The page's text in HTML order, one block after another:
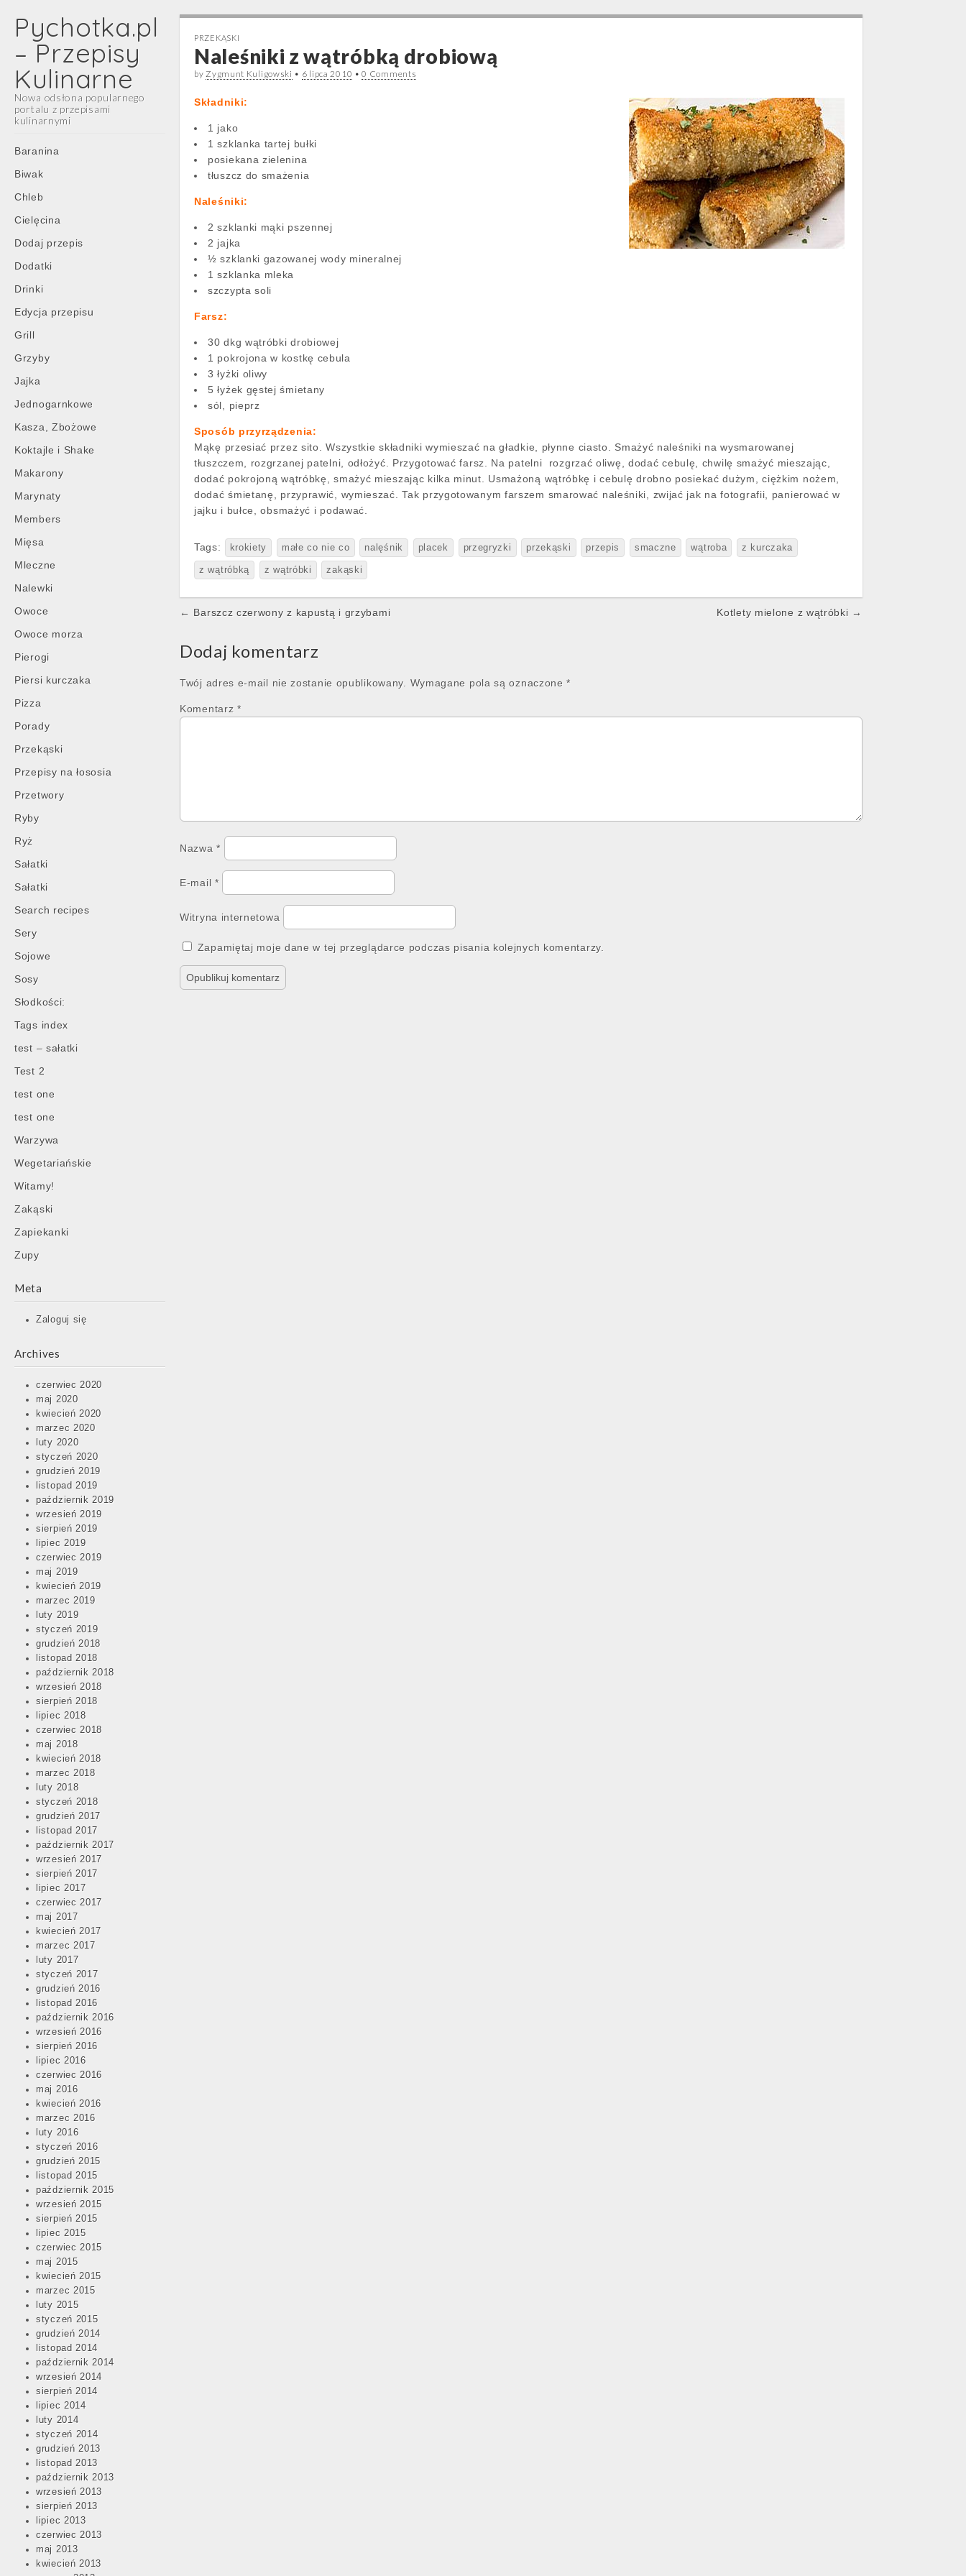
Pychotka.pl
– Przepisy
Kulinarne
Nowa odsłona popularnego
portalu z przepisami
kulinarnymi
Main
menu
Skip
content
Baranina
Biwak
Chleb
Cielęcina
Dodaj przepis
Dodatki
Drinki
Edycja przepisu
Grill
Grzyby
Jajka
Jednogarnkowe
Kasza, Zbożowe
Koktajle i Shake
Makarony
Marynaty
Members
Mięsa
Mleczne
Nalewki
Owoce
Owoce morza
Pierogi
Piersi kurczaka
Pizza
Porady
Przekąski
Przepisy na łososia
Przetwory
Ryby
Ryż
Sałatki
Sałatki
Search recipes
Sery
Sojowe
Sosy
Słodkości:
Tags index
test – sałatki
Test 2
test one
test one
Warzywa
Wegetariańskie
Witamy!
Zakąski
Zapiekanki
Zupy
Meta
Zaloguj się
Archives
czerwiec 2020
maj 2020
kwiecień 2020
marzec 2020
luty 2020
styczeń 2020
grudzień 2019
listopad 2019
październik 2019
wrzesień 2019
sierpień 2019
lipiec 2019
czerwiec 2019
maj 2019
kwiecień 2019
marzec 2019
luty 2019
styczeń 2019
grudzień 2018
listopad 2018
październik 2018
wrzesień 2018
sierpień 2018
lipiec 2018
czerwiec 2018
maj 2018
kwiecień 2018
marzec 2018
luty 2018
styczeń 2018
grudzień 2017
listopad 2017
październik 2017
wrzesień 2017
sierpień 2017
lipiec 2017
czerwiec 2017
maj 2017
kwiecień 2017
marzec 2017
luty 2017
styczeń 2017
grudzień 2016
listopad 2016
październik 2016
wrzesień 2016
sierpień 2016
lipiec 2016
czerwiec 2016
maj 2016
kwiecień 2016
marzec 2016
luty 2016
styczeń 2016
grudzień 2015
listopad 2015
październik 2015
wrzesień 2015
sierpień 2015
lipiec 2015
czerwiec 2015
maj 2015
kwiecień 2015
marzec 2015
luty 2015
styczeń 2015
grudzień 2014
listopad 2014
październik 2014
wrzesień 2014
sierpień 2014
lipiec 2014
luty 2014
styczeń 2014
grudzień 2013
listopad 2013
październik 2013
wrzesień 2013
sierpień 2013
lipiec 2013
czerwiec 2013
maj 2013
kwiecień 2013
PRZEKĄSKI
Naleśniki z wątróbką drobiową
byZygmunt Kuligowski • 6 lipca 2010 •0 Comments
Składniki:
1 jako
1 szklanka tartej bułki
posiekana zielenina
tłuszcz do smażenia
Naleśniki:
2 szklanki mąki pszennej
2 jajka
½ szklanki gazowanej wody mineralnej
1 szklanka mleka
szczypta soli
Farsz:
30 dkg wątróbki drobiowej
1 pokrojona w kostkę cebula
3 łyżki oliwy
5 łyżek gęstej śmietany
sól, pieprz
Sposób przyrządzenia:
Mąkę przesiać przez sito. Wszystkie składniki wymieszać na gładkie, płynne ciasto. Smażyć naleśniki na wysmarowanej
tłuszczem, rozgrzanej patelni, odłożyć. Przygotować farsz. Na patelni rozgrzać oliwę, dodać cebulę, chwilę smażyć mieszając,
dodać pokrojoną wątróbkę, smażyć mieszając kilka minut. Usmażoną wątróbkę i cebulę drobno posiekać dużym, ciężkim nożem,
dodać śmietanę, przyprawić, wymieszać. Tak przygotowanym farszem smarować naleśniki, zwijać jak na fotografii, panierować w
jajku i bułce, obsmażyć i podawać.
Tags: krokiety małe co nie co nalęśnik placek przegryzki przekąski przepis smaczne wątroba z kurczaka
z wątróbką z wątróbki zakąski
Post
← Barszcz czerwony z kapustą i grzybami Kotlety mielone z wątróbki →
Dodaj komentarz
Twój adres e-mail nie zostanie opublikowany. Wymagane pola są oznaczone*
Komentarz *
Nazwa*
E-mail *
Witryna internetowa
Zapamiętaj moje dane w tej przeglądarce podczas pisania kolejnych komentarzy.